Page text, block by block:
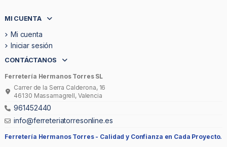
MI CUENTA
Mi cuenta
Iniciar sesión
CONTÁCTANOS
Ferretería Hermanos Torres SL
Carrer de la Serra Calderona, 16
46130 Massamagrell, Valencia
961452440
info@ferreteriatorresonline.es
Ferretería Hermanos Torres - Calidad y Confianza en Cada Proyecto.